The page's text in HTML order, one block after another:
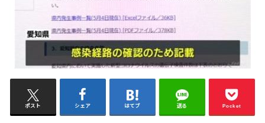
ポスト シェア はてブ 送る Pocket